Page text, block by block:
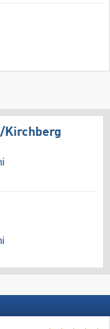
​Kirchberg